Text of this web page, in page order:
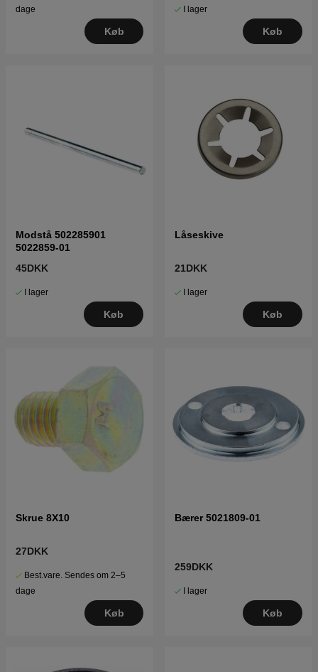
dage
Køb
I lager
Køb
Modstå 502285901
5022859-01
45DKK
I lager
Køb
Låseskive
21DKK
I lager
Køb
Skrue 8X10
27DKK
Best.vare. Sendes om 2–5
dage
Køb
Bærer 5021809-01
259DKK
I lager
Køb